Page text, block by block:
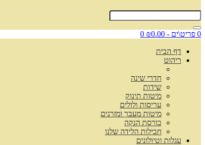
0 פריט\ים - ₪0.00 0
דף הבית
ריהוט
חדרי שינה
שידות
מיטות תינוק
עריסות ולולים
מיטות מעבר ומזרנים
כורסת הנקה
חבילות הלידה שלנו
עגלות וטיולונים